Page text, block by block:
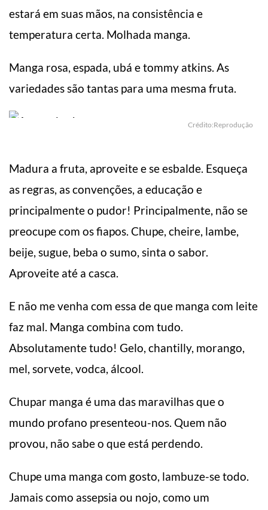
estará em suas mãos, na consistência e
temperatura certa. Molhada manga.
Manga rosa, espada, ubá e tommy atkins. As
variedades são tantas para uma mesma fruta.
Crédito:Reprodução
Madura a fruta, aproveite e se esbalde. Esqueça
as regras, as convenções, a educação e
principalmente o pudor! Principalmente, não se
preocupe com os fiapos. Chupe, cheire, lambe,
beije, sugue, beba o sumo, sinta o sabor.
Aproveite até a casca.
E não me venha com essa de que manga com leite
faz mal. Manga combina com tudo.
Absolutamente tudo! Gelo, chantilly, morango,
mel, sorvete, vodca, álcool.
Chupar manga é uma das maravilhas que o
mundo profano presenteou-nos. Quem não
provou, não sabe o que está perdendo.
Chupe uma manga com gosto, lambuze-se todo.
Jamais como assepsia ou nojo, como um